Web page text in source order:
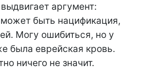
аргумент:
может быть нацификация,
Могу ошибиться, но у
была еврейская кровь.
ничего не значит.